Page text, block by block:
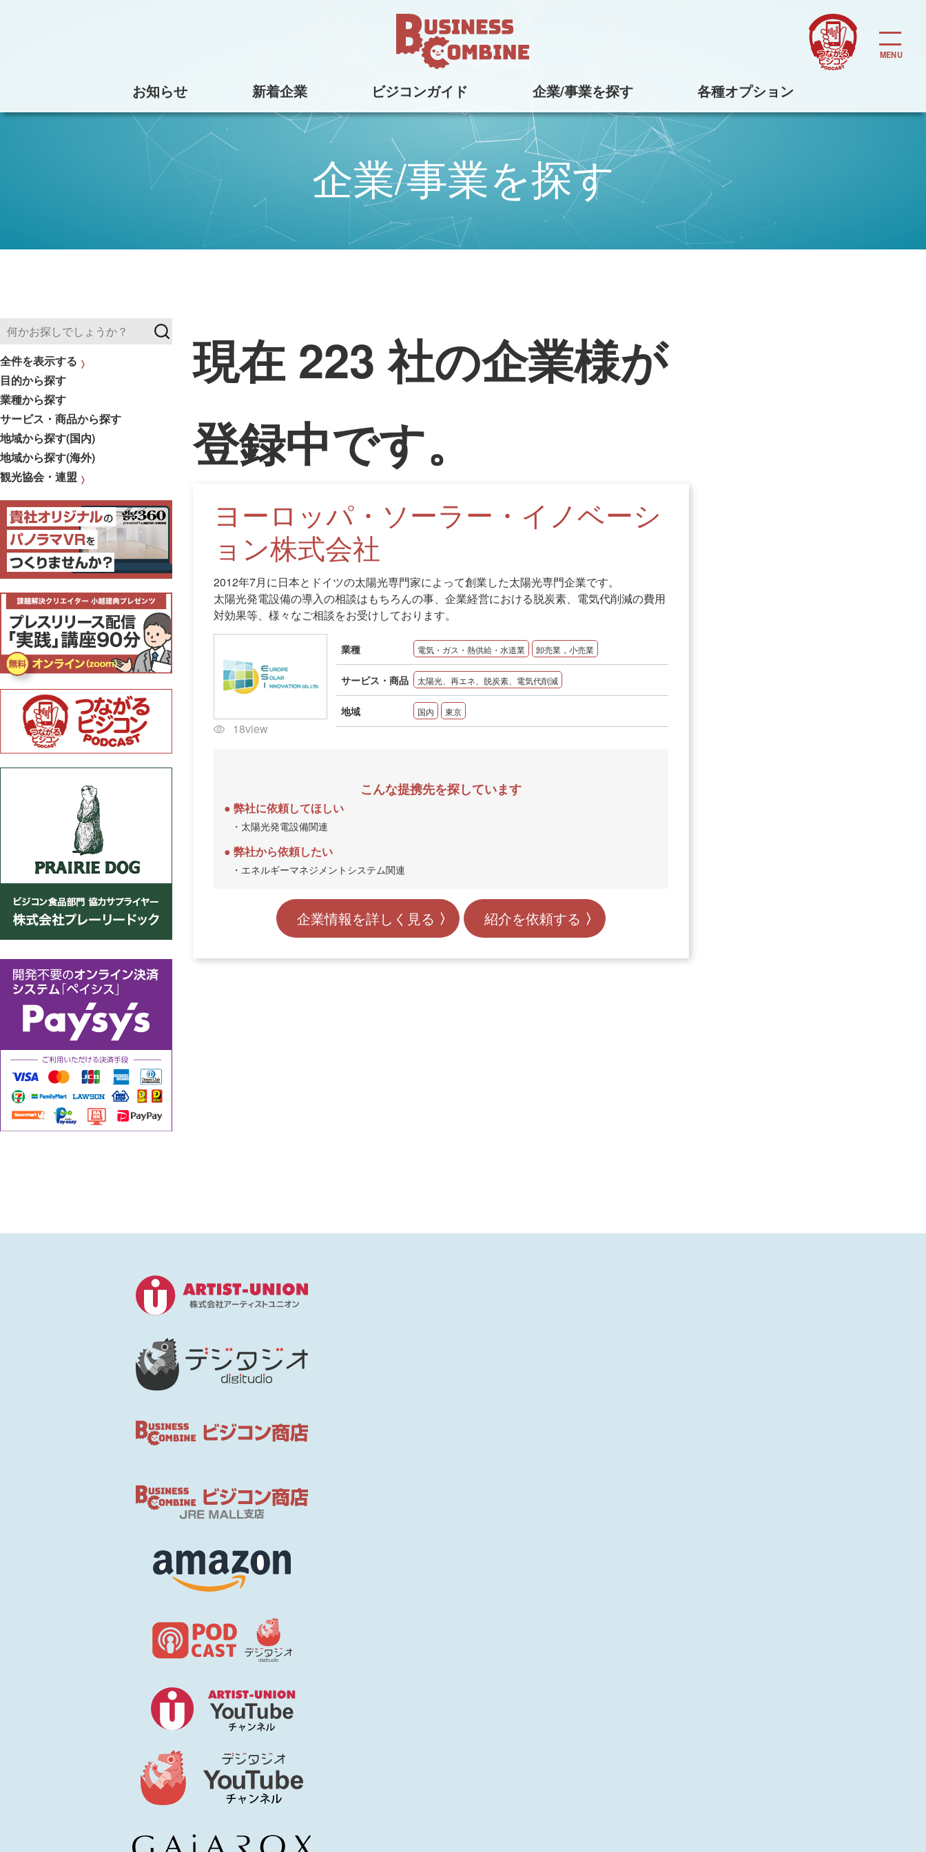
お知らせ 新着企業 ビジコンガイド 企業/事業を探す 各種オプション
企業/事業を探す
全件を表示する
目的から探す
業種から探す
サービス・商品から探す
地域から探す(国内)
地域から探す(海外)
観光協会・連盟
現在 223 社の企業様が
登録中です。
ヨーロッパ・ソーラー・イノベーシ
ョン株式会社
2012年7月に日本とドイツの太陽光専門家によって創業した太陽光専門企業です。
太陽光発電設備の導入の相談はもちろんの事、企業経営における脱炭素、電気代削減の費用
対効果等、様々なご相談をお受けしております。
18view
業種 電気・ガス・熱供給・水道業 卸売業，小売業
サービス・商品 太陽光、再エネ、脱炭素、電気代削減
地域 国内 東京
こんな提携先を探しています
弊社に依頼してほしい
・太陽光発電設備関連
弊社から依頼したい
・エネルギーマネジメントシステム関連
企業情報を詳しく見る 紹介を依頼する